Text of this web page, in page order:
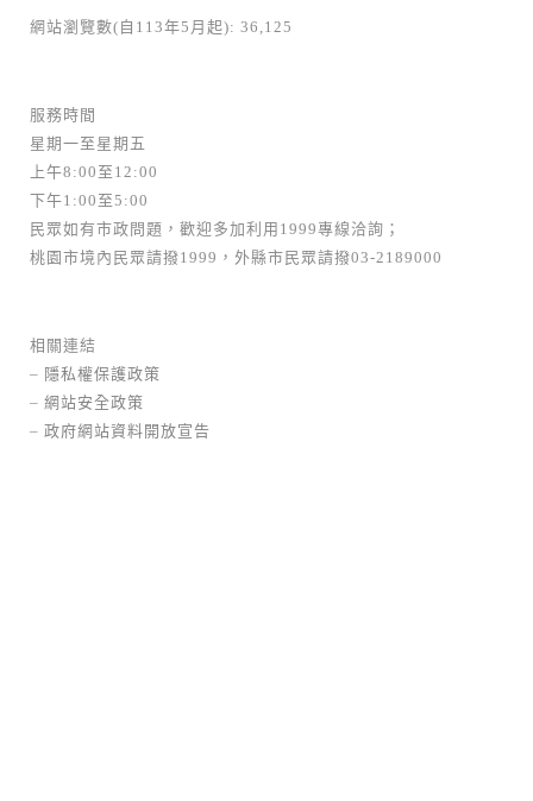
網站瀏覽數(自113年5月起): 36,125
服務時間
星期一至星期五
上午8:00至12:00
下午1:00至5:00
民眾如有市政問題，歡迎多加利用1999專線洽詢；
桃園市境內民眾請撥1999，外縣市民眾請撥03-2189000
相關連結
– 隱私權保護政策
– 網站安全政策
– 政府網站資料開放宣告